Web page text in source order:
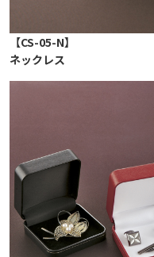
【CS-05-N】
ネックレス